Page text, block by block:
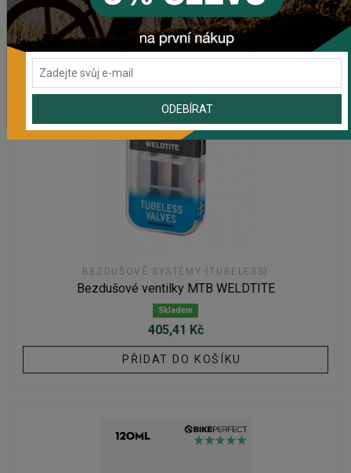
BEZDUŠOVÉ SYSTÉMY (TUBELESS)
Bezdušové ventilky MTB WELDTITE
Skladem
405,41 Kč
PŘIDAT DO KOŠÍKU
ODEBÍRAT